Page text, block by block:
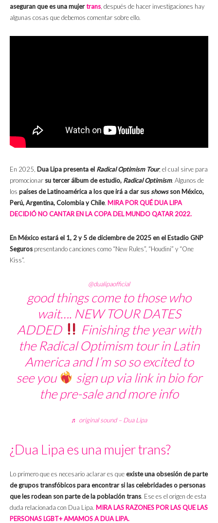
aseguran que es una mujertrans, después de hacer investigaciones hay
algunas cosas que debemos comentar sobre ello.
En 2025, Dua Lipa presenta el Radical Optimism Tour, el cual sirve para
promocionar su tercer álbum de estudio, Radical Optimism. Algunos de
los países de Latinoamérica a los que irá a dar susshowsson México,
Perú, Argentina, Colombia y Chile. MIRA POR QUÉ DUA LIPA
DECIDIÓ NO CANTAR EN LA COPA DEL MUNDO QATAR 2022.
En México estará el 1, 2 y 5 de diciembre de 2025 en el Estadio GNP
Seguros presentando canciones como “New Rules”, “Houdini” y “One
Kiss”.
@dualipaofficial
good things come to those who
wait…. NEW TOUR DATES
ADDED
Finishing the year with
the Radical Optimism tour in Latin
America and I’m so so excited to
see you
sign up via link in bio for
the pre-sale and more info
♬ original sound – Dua Lipa
¿Dua Lipa es una mujer trans?
Lo primero que es necesario aclarar es queexiste una obsesión de parte
de grupos transfóbicos para encontrar si las celebridades o personas
que les rodean son parte de la población trans. Ese es el origen de esta
duda relacionada con Dua Lipa. MIRA LAS RAZONES POR LAS QUE LAS
PERSONAS LGBT+ AMAMOS A DUA LIPA.